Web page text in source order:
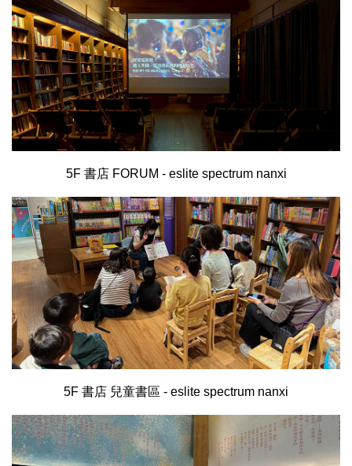
5F 書店 FORUM - eslite spectrum nanxi
5F 書店 兒童書區 - eslite spectrum nanxi